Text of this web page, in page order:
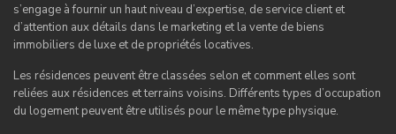
s’engage à fournir un haut niveau d’expertise, de service client et
d’attention aux détails dans le marketing et la vente de biens
immobiliers de luxe et de propriétés locatives.
Les résidences peuvent être classées selon et comment elles sont
reliées aux résidences et terrains voisins. Différents types d’occupation
du logement peuvent être utilisés pour le même type physique.